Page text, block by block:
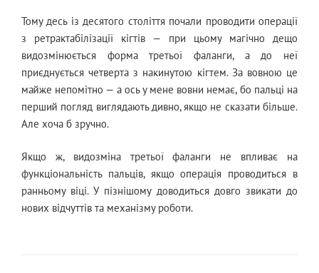
Тому десь із десятого століття почали проводити операції
з ретрактабілізації кігтів — при цьому магічно дещо
видозмінюється форма третьої фаланги, а до неї
приєднується четверта з накинутою кігтем. За вовною це
майже непомітно — а ось у мене вовни немає, бо пальці на
перший погляд виглядають дивно, якщо не сказати більше.
Але хоча б зручно.
Якщо ж, видозміна третьої фаланги не впливає на
функціональність пальців, якщо операція проводиться в
ранньому віці. У пізнішому доводиться довго звикати до
нових відчуттів та механізму роботи.